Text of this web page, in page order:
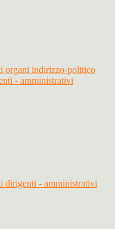
organi indirizzo-politico
- amministrativi
dirigenti - amministrativi